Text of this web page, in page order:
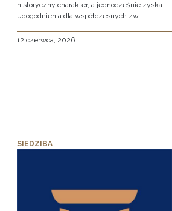
historyczny charakter, a jednocześnie zyska
udogodnienia dla współczesnych zw
12 czerwca, 2026
SIEDZIBA